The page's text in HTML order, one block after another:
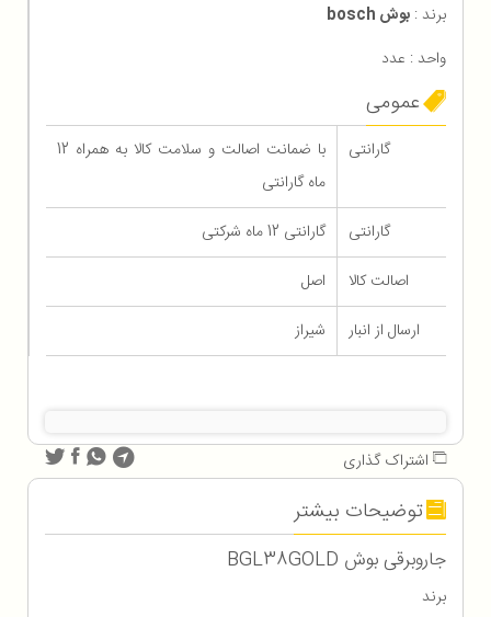
برند : بوش bosch
واحد : عدد
عمومی
گارانتی
با ضمانت اصالت و سلامت کالا به همراه 12
ماه گارانتی
گارانتی
گارانتی 12 ماه شرکتی
اصالت کالا
اصل
ارسال از انبار
شیراز
اشتراک گذاری
توضیحات بیشتر
جاروبرقی بوش BGL38GOLD
برند